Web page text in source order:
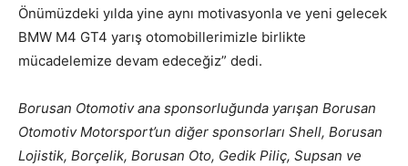
Önümüzdeki yılda yine aynı motivasyonla ve yeni gelecek
BMW M4 GT4 yarış otomobillerimizle birlikte
mücadelemize devam edeceğiz” dedi.
Borusan Otomotiv ana sponsorluğunda yarışan Borusan
Otomotiv Motorsport’un diğer sponsorları Shell, Borusan
Lojistik, Borçelik, Borusan Oto, Gedik Piliç, Supsan ve